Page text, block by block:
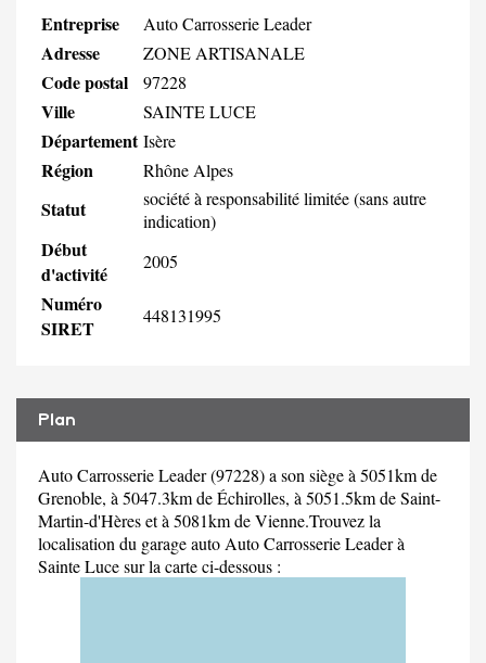
Entreprise Auto Carrosserie Leader
Adresse ZONE ARTISANALE
Code postal 97228
Ville SAINTE LUCE
Département Isère
Région Rhône Alpes
Statut
société à responsabilité limitée (sans autre
indication)
Début
d'activité
2005
Numéro
SIRET
448131995
Plan
Auto Carrosserie Leader (97228) a son siège à 5051km de
Grenoble, à 5047.3km de Échirolles, à 5051.5km de Saint-
Martin-d'Hères et à 5081km de Vienne.Trouvez la
localisation du garage auto Auto Carrosserie Leader à
Sainte Luce sur la carte ci-dessous :